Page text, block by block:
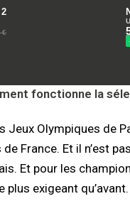
fonctionne la
Jeux Olympiques de
France. Et il n’est
Et pour les
exigeant